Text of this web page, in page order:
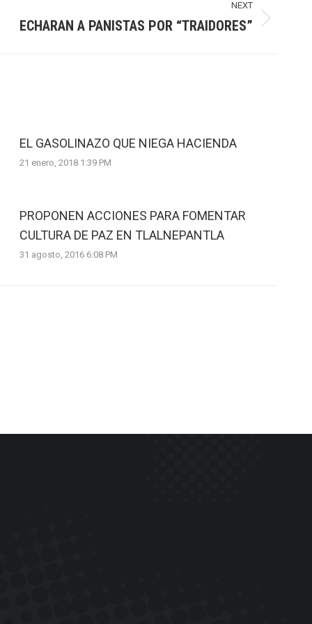
NEXT
ECHARAN A PANISTAS POR “TRAIDORES”
EL GASOLINAZO QUE NIEGA HACIENDA
21 enero, 2018 1:39 PM
PROPONEN ACCIONES PARA FOMENTAR
CULTURA DE PAZ EN TLALNEPANTLA
31 agosto, 2016 6:08 PM